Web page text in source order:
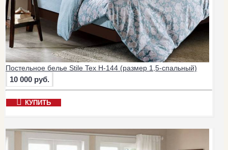
Постельное белье Stile Tex H-144 (размер 1,5-спальный)
10 000 руб.
КУПИТЬ